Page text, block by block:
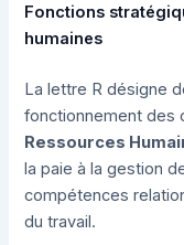
Fonctions
humaines
La lettre R désigne
fonctionnement des
Ressources
la paie à la gestion
compétences
du travail.